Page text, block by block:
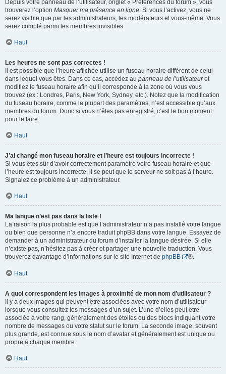
Depuis votre panneau de l’utilisateur, onglet « Préférences du forum », vous
trouverez l’option Masquer ma présence en ligne. Si vous l’activez, vous ne
serez visible que par les administrateurs, les modérateurs et vous-même. Vous
serez compté parmi les membres invisibles.
Haut
Les heures ne sont pas correctes !
Il est possible que l’heure affichée utilise un fuseau horaire différent de celui
dans lequel vous êtes. Dans ce cas, accédez au panneau de l’utilisateuret
modifiez le fuseau horaire afin qu’il corresponde à la zone où vous vous
trouvez (ex : Londres, Paris, New York, Sydney, etc.). Notez que la modification
du fuseau horaire, comme la plupart des paramètres, n’est accessible qu’aux
membres du forum. Donc si vous n’êtes pas enregistré, c’est le bon moment
pour le faire.
Haut
J’ai changé mon fuseau horaire et l’heure est toujours incorrecte !
Si vous êtes sûr d’avoir correctement paramétré votre fuseau horaire et que
l’heure est toujours incorrecte, il se peut que le serveur ne soit pas à l’heure.
Signalez ce problème à un administrateur.
Haut
Ma langue n’est pas dans la liste !
La raison la plus probable est que l’administrateur n’a pas installé votre langue
ou bien que personne n’a encore traduit phpBB dans votre langue. Essayez de
demander à un administrateur du forum d’installer la langue désirée. Si elle
n’existe pas, n’hésitez pas à créer et partager une nouvelle traduction. Vous
trouverez davantage d’informations sur le site Internet de phpBB ®.
Haut
A quoi correspondent les images à proximité de mon nom d’utilisateur ?
Il y a deux images qui peuvent être associées avec votre nom d’utilisateur
lorsque vous consultez les messages d’un sujet. L’une d’elles peut être
associée à votre rang, généralement des étoiles ou des blocs indiquant votre
nombre de messages ou votre statut sur le forum. La seconde image, souvent
plus grande, est connue sous le nom d’avatar et généralement est unique ou
propre à chaque membre.
Haut